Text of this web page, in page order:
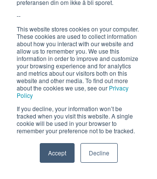
preferansen din om ikke å bli sporet.
--
This website stores cookies on your computer.
These cookies are used to collect information
about how you interact with our website and
allow us to remember you. We use this
information in order to improve and customize
your browsing experience and for analytics
and metrics about our visitors both on this
website and other media. To find out more
about the cookies we use, see our Privacy
Policy
If you decline, your information won’t be
tracked when you visit this website. A single
cookie will be used in your browser to
remember your preference not to be tracked.
Accept Decline
Send
Email Facebook